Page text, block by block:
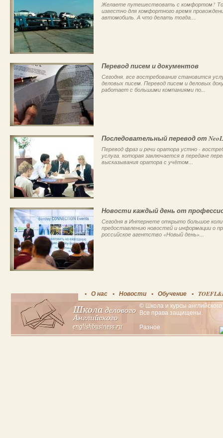
Желаете путешествовать с комфортом?
известно для комфортного время
автомобиль. А что делать тогда,...
Перевод писем и документов
Сегодня, все востребование становится
деловых писем. Перевод писем и деловых
работает с большими компаниями по...
Последовательный перевод от
Перевод фраз и речи оратора устно -
услуга, которая заключается в передаче
высказывания оратора с учётом...
Новости каждый день от
Сегодня в Интернете открыто большое
предоставлению новостей и информации о
российское агентство «Новый день»...
О нас Новости Обучение
© Школа и курсы
Все права защищены.
Разное